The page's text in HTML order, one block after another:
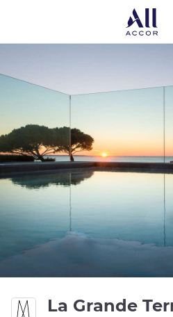
La Grande